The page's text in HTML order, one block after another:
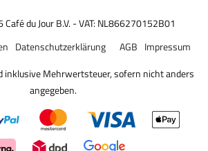
du Jour B.V. - VAT: NL866270152B01
Impressum
AGB
Datenschutzerklärung
inklusive Mehrwertsteuer, sofern nicht anders
angegeben.